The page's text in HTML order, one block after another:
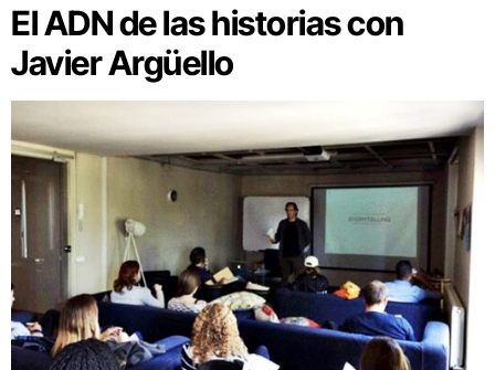
El ADN de las historias con
Javier Argüello